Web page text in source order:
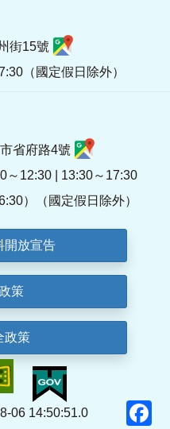
街15號
（國定假日除外）
省府路4號
～12:30 | 13:30～17:30
）（國定假日除外）
開放宣告
策
政策
06 14:50:51.0